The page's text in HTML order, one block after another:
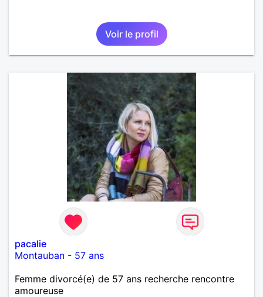
Voir le profil
pacalie
Montauban - 57 ans
Femme divorcé(e) de 57 ans recherche rencontre
amoureuse